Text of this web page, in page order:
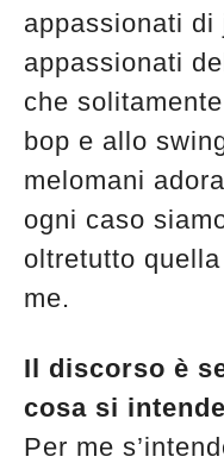
appassionati di
appassionati
che
bop e allo
melomani
ogni caso
oltretutto
me.
Il discorso è
cosa si
Per me